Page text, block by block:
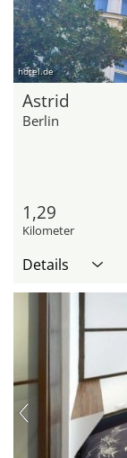
hotel.de
Astrid
Berlin
1,29
Kilometer
Details